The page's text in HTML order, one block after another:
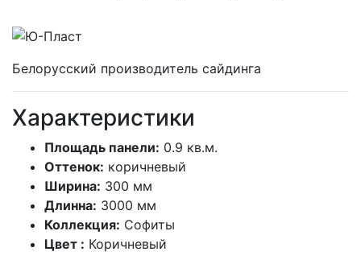
Белорусский производитель сайдинга
Характеристики
Площадь панели: 0.9 кв.м.
Оттенок: коричневый
Ширина: 300 мм
Длинна: 3000 мм
Коллекция: Софиты
Цвет : Коричневый